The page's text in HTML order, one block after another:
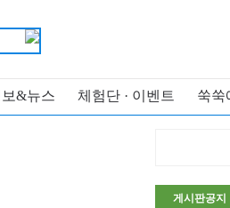
&뉴스 체험단 · 이벤트 쑥쑥
게시판공지